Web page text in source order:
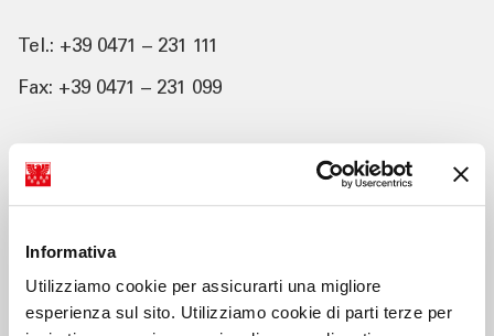
Informativa
Utilizziamo cookie per assicurarti una migliore
esperienza sul sito. Utilizziamo cookie di parti terze per
Tel.: +39 0471 – 231 111
Fax: +39 0471 – 231 099
Codice fiscale: 00152980215
Numero d’iscrizione nel Registro Imprese di
Bolzano: 00152980215
Numero R.E.A.: 4039